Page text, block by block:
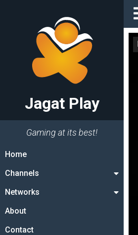
Jagat Play
Gaming at its best!
Home
Channels
Networks
About
Contact